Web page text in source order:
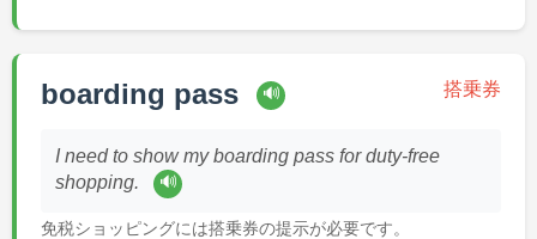
boarding pass 🔊 搭乗券
I need to show my boarding pass for duty-free
shopping.
🔊
免税ショッピングには搭乗券の提示が必要です。